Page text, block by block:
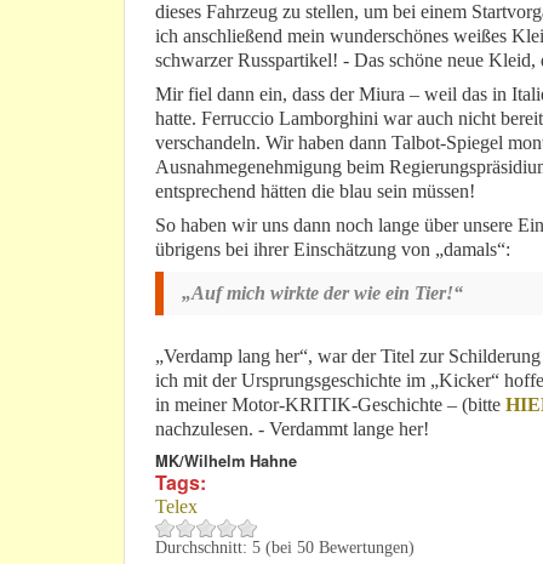
dieses Fahrzeug zu stellen, um bei einem
ich anschließend mein wunderschönes weißes
schwarzer Russpartikel! - Das schöne neue
Mir fiel dann ein, dass der Miura – weil das in
hatte. Ferruccio Lamborghini war auch nicht
verschandeln. Wir haben dann Talbot-Spiegel
Ausnahmegenehmigung beim
entsprechend hätten die blau sein müssen!
So haben wir uns dann noch lange über unsere
übrigens bei ihrer Einschätzung von „damals“:
„Auf mich wirkte der wie ein Tier!“
„Verdamp lang her“, war der Titel zur
ich mit der Ursprungsgeschichte im „Kicker“
in meiner Motor-KRITIK-Geschichte – (bitte
nachzulesen. - Verdammt lange her!
MK/Wilhelm Hahne
Tags:
Telex
Durchschnitt: 5 (bei 50 Bewertungen)